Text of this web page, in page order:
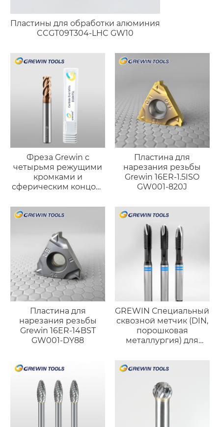
Пластины для обработки алюминия
CCGT09T304-LHC GW10
Фреза Grewin с
четырьмя режущими
кромками и
сферическим концом,
(износостойкая
версия)
Пластина для
нарезания резьбы
Grewin 16ER-1.5ISO
GW001-820J
Пластина для
нарезания резьбы
Grewin 16ER-14BST
GW001-DY88
GREWIN Специальный
сквозной метчик (DIN,
порошковая
металлургия) для
нержавеющей стали